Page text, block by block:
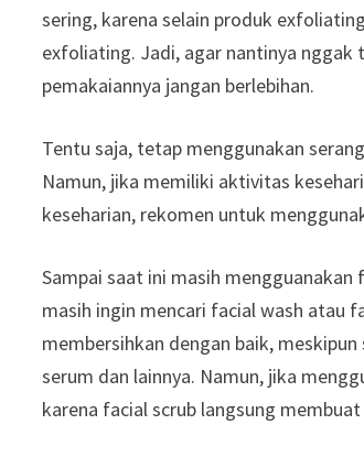
sering, karena selain produk
exfoliating. Jadi, agar nantinya nggak
pemakaiannya jangan berlebihan.
Tentu saja, tetap menggunakan
Namun, jika memiliki aktivitas
keseharian, rekomen untuk
Sampai saat ini masih
masih ingin mencari facial wash atau
membersihkan dengan baik,
serum dan lainnya. Namun, jika
karena facial scrub langsung